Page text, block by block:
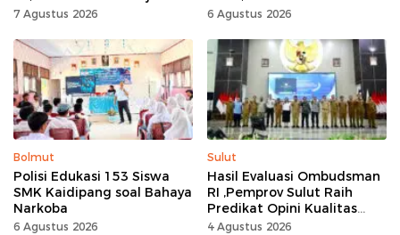
Seluruh Masyarakat
Kemerdekaan Momentum
Kerja Keras
7 Agustus 2026
Tingkat Nasional
6 Agustus 2026
Bolmut
Polisi Edukasi 153 Siswa
SMK Kaidipang soal Bahaya
Narkoba
6 Agustus 2026
Sulut
Hasil Evaluasi Ombudsman
RI ,Pemprov Sulut Raih
Predikat Opini Kualitas
Tinggi Tanpa
4 Agustus 2026